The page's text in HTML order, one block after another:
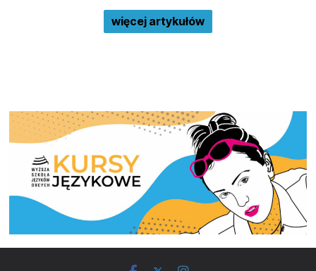
więcej artykułów